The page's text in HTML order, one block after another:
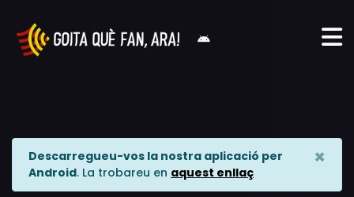
Descarregueu-vos la nostra aplicació per
Android. La trobareu en aquest enllaç
×